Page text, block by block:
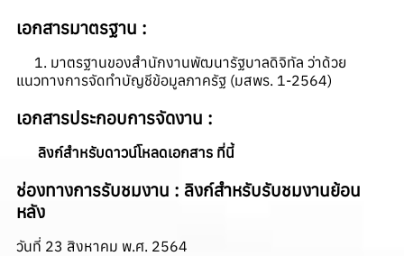
เอกสารมาตรฐาน :
1. มาตรฐานของสำนักงานพัฒนารัฐบาลดิจิทัล ว่าด้วย
แนวทางการจัดทำบัญชีข้อมูลภาครัฐ (มสพร. 1-2564)
เอกสารประกอบการจัดงาน :
ลิงก์สำหรับดาวน์โหลดเอกสาร ที่นี้
ช่องทางการรับชมงาน : ลิงก์สำหรับรับชมงานย้อน
หลัง
วันที่ 23 สิงหาคม พ.ศ. 2564